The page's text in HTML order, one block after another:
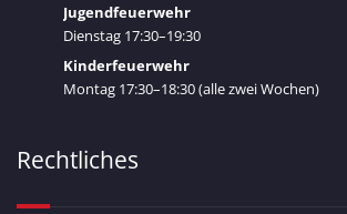
Jugendfeuerwehr
Dienstag 17:30–19:30
Kinderfeuerwehr
Montag 17:30–18:30 (alle zwei Wochen)
Rechtliches